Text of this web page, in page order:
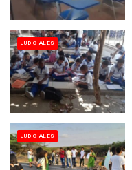
JUDICIALES
JUDICIALES